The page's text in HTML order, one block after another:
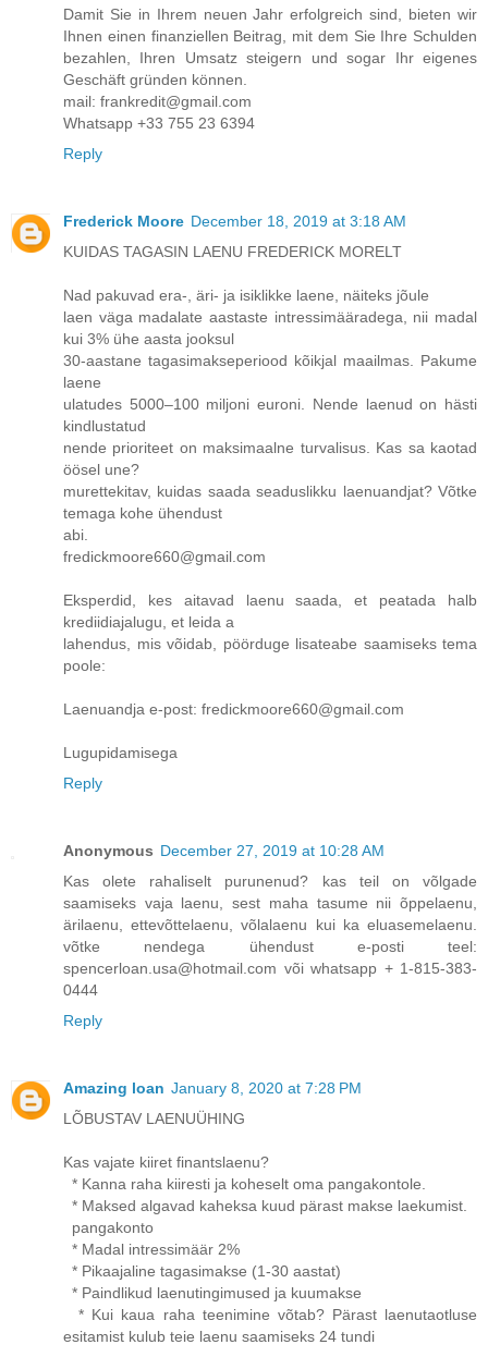
Damit Sie in Ihrem neuen Jahr erfolgreich sind, bieten wir
Ihnen einen finanziellen Beitrag, mit dem Sie Ihre Schulden
bezahlen, Ihren Umsatz steigern und sogar Ihr eigenes
Geschäft gründen können.
mail: frankredit@gmail.com
Whatsapp +33 755 23 6394
Reply
Frederick Moore December 18, 2019 at 3:18 AM
KUIDAS TAGASIN LAENU FREDERICK MORELT
Nad pakuvad era-, äri- ja isiklikke laene, näiteks jõule
laen väga madalate aastaste intressimääradega, nii madal
kui 3% ühe aasta jooksul
30-aastane tagasimakseperiood kõikjal maailmas. Pakume
laene
ulatudes 5000–100 miljoni euroni. Nende laenud on hästi
kindlustatud
nende prioriteet on maksimaalne turvalisus. Kas sa kaotad
öösel une?
murettekitav, kuidas saada seaduslikku laenuandjat? Võtke
temaga kohe ühendust
abi.
fredickmoore660@gmail.com
Eksperdid, kes aitavad laenu saada, et peatada halb
krediidiajalugu, et leida a
lahendus, mis võidab, pöörduge lisateabe saamiseks tema
poole:
Laenuandja e-post: fredickmoore660@gmail.com
Lugupidamisega
Reply
Anonymous December 27, 2019 at 10:28 AM
Kas olete rahaliselt purunenud? kas teil on võlgade
saamiseks vaja laenu, sest maha tasume nii õppelaenu,
ärilaenu, ettevõttelaenu, võlalaenu kui ka eluasemelaenu.
võtke nendega ühendust e-posti teel:
spencerloan.usa@hotmail.com või whatsapp + 1-815-383-
0444
Reply
Amazing loan January 8, 2020 at 7:28 PM
LÕBUSTAV LAENUÜHING
Kas vajate kiiret finantslaenu?
* Kanna raha kiiresti ja koheselt oma pangakontole.
* Maksed algavad kaheksa kuud pärast makse laekumist.
pangakonto
* Madal intressimäär 2%
* Pikaajaline tagasimakse (1-30 aastat)
* Paindlikud laenutingimused ja kuumakse
* Kui kaua raha teenimine võtab? Pärast laenutaotluse
esitamist kulub teie laenu saamiseks 24 tundi